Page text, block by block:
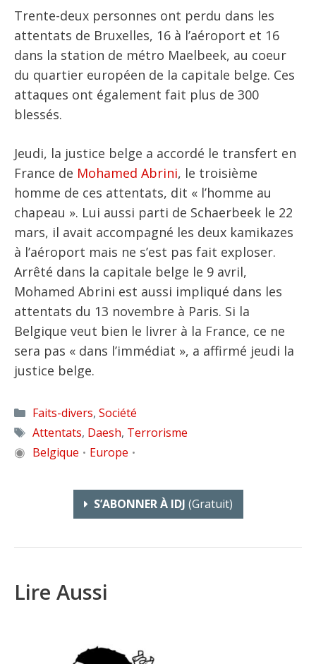
Trente-deux personnes ont perdu dans les
attentats de Bruxelles, 16 à l’aéroport et 16
dans la station de métro Maelbeek, au coeur
du quartier européen de la capitale belge. Ces
attaques ont également fait plus de 300
blessés.
Jeudi, la justice belge a accordé le transfert en
France de Mohamed Abrini, le troisième
homme de ces attentats, dit « l’homme au
chapeau ». Lui aussi parti de Schaerbeek le 22
mars, il avait accompagné les deux kamikazes
à l’aéroport mais ne s’est pas fait exploser.
Arrêté dans la capitale belge le 9 avril,
Mohamed Abrini est aussi impliqué dans les
attentats du 13 novembre à Paris. Si la
Belgique veut bien le livrer à la France, ce ne
sera pas « dans l’immédiat », a affirmé jeudi la
justice belge.
Catégories
Faits-divers, Société
Étiquettes
Attentats, Daesh, Terrorisme
◉ Belgique • Europe •
S’ABONNER À IDJ (gratuit)
Lire Aussi